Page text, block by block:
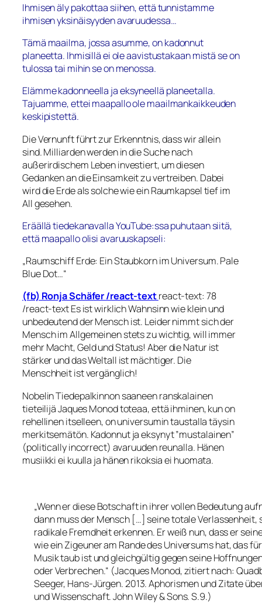
Ihmisen äly pakottaa siihen, että tunnistamme
ihmisen yksinäisyyden avaruudessa…
Tämä maailma, jossa asumme, on kadonnut
planeetta. Ihmisillä ei ole aavistustakaan mistä se on
tulossa tai mihin se on menossa.
Elämme kadonneella ja eksyneellä planeetalla.
Tajuamme, ettei maapallo ole maailmankaikkeuden
keskipistettä.
Die Vernunft führt zur Erkenntnis, dass wir allein
sind. Milliarden werden in die Suche nach
außerirdischem Leben investiert, um diesen
Gedanken an die Einsamkeit zu vertreiben. Dabei
wird die Erde als solche wie ein Raumkapsel tief im
All gesehen.
Eräällä tiedekanavalla YouTube:ssa puhutaan siitä,
että maapallo olisi avaruuskapseli:
„Raumschiff Erde: Ein Staubkorn im Universum. Pale
Blue Dot…“
(fb) Ronja Schäfer /react-text‪react-text: 78
/react-text Es ist wirklich Wahnsinn wie klein und
unbedeutend der Mensch ist. Leider nimmt sich der
Mensch im Allgemeinen stets zu wichtig, will immer
mehr Macht, Geld und Status! Aber die Natur ist
stärker und das Weltall ist mächtiger. Die
Menschheit ist vergänglich!
Nobelin Tiedepalkinnon saaneen ranskalainen
tieteilijäJaques Monodtoteaa, että ihminen, kun on
rehellinen itselleen, on universumin taustalla täysin
merkitsemätön. Kadonnut ja eksynyt ”mustalainen”
(politically incorrect) avaruuden reunalla. Hänen
musiikki ei kuulla ja hänen rikoksia ei huomata.
„Wenn er diese Botschaft in ihrer vollen Bedeutung
dann muss der Mensch […] seine totale Verlassenheit,
radikale Fremdheit erkennen. Er weiß nun, dass er
wie ein Zigeuner am Rande des Universums hat, das
Musik taub ist und gleichgültig gegen seine
oder Verbrechen.“ (Jacques Monod, zitiert nach:
Seeger, Hans-Jürgen. 2013. Aphorismen und Zitate
und Wissenschaft. John Wiley & Sons. S.9.)